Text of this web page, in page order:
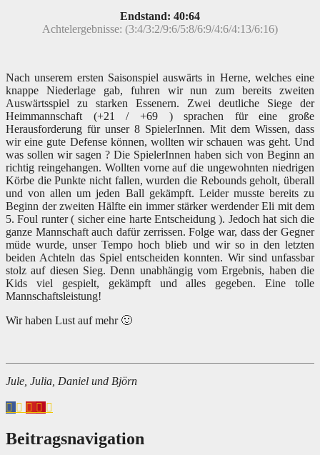
Endstand: 40:64
Achtelergebnisse: (3:4/3:2/9:6/5:8/6:9/4:6/4:13/6:16)
Nach unserem ersten Saisonspiel auswärts in Herne, welches eine
knappe Niederlage gab, fuhren wir nun zum bereits zweiten
Auswärtsspiel zu starken Essenern. Zwei deutliche Siege der
Heimmannschaft (+21 / +69 ) sprachen für eine große
Herausforderung für unser 8 SpielerInnen. Mit dem Wissen, dass
wir eine gute Defense können, wollten wir schauen was geht. Und
was sollen wir sagen ? Die SpielerInnen haben sich von Beginn an
richtig reingehangen. Wollten vorne auf die ungewohnten niedrigen
Körbe die Punkte nicht fallen, wurden die Rebounds geholt, überall
und von allen um jeden Ball gekämpft. Leider musste bereits zu
Beginn der zweiten Hälfte ein immer stärker werdender Eli mit dem
5. Foul runter ( sicher eine harte Entscheidung ). Jedoch hat sich die
ganze Mannschaft auch dafür zerrissen. Folge war, dass der Gegner
müde wurde, unser Tempo hoch blieb und wir so in den letzten
beiden Achteln das Spiel entscheiden konnten. Wir sind unfassbar
stolz auf diesen Sieg. Denn unabhängig vom Ergebnis, haben die
Kids viel gespielt, gekämpft und alles gegeben. Eine tolle
Mannschaftsleistung!
Wir haben Lust auf mehr 🙂
Jule, Julia, Daniel und Björn
Beitragsnavigation